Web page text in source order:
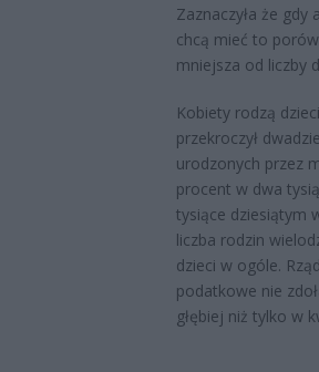
Zaznaczyła że
chcą mieć to
mniejsza od liczby
Kobiety rodzą
przekroczył
urodzonych przez
procent w dwa
tysiące dziesiątym
liczba rodzin
dzieci w ogóle.
podatkowe nie
głębiej niż tylko w